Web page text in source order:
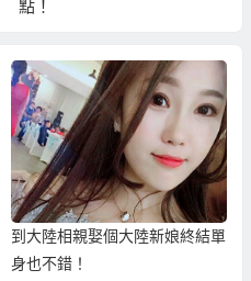
點！
到大陸相親娶個大陸新娘終結單
身也不錯！